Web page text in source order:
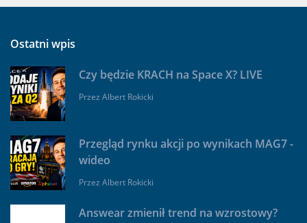
Ostatni wpis
Czy będzie KRACH na Space X? LIVE
Przez Albert Rokicki
Przegląd rynku akcji po wynikach MAG7 -
wideo
Przez Albert Rokicki
Answear zmienił trend na wzrostowy?